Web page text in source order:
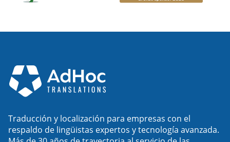
Traducción y localización para empresas con el
respaldo de lingüistas expertos y tecnología avanzada.